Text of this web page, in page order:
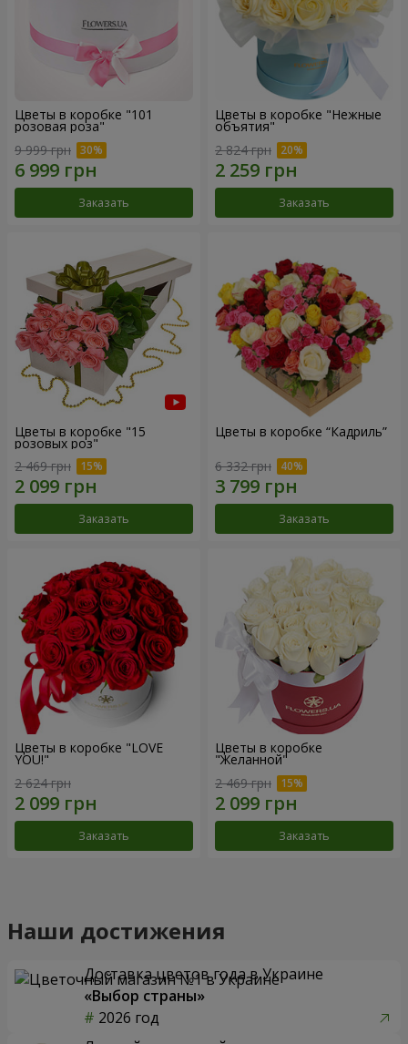
Цветы в коробке "101
розовая роза"
9 999 грн
Заказать
Цветы в коробке "Нежные
объятия"
2 824 грн
Заказать
Цветы в коробке "15
розовых роз"
2 469 грн
Заказать
Цветы в коробке “Кадриль”
6 332 грн
Заказать
Цветы в коробке "LOVE
YOU!"
2 624 грн
Заказать
Цветы в коробке
"Желанной"
2 469 грн
Заказать
Наши достижения
Доставка цветов года в Украине
«Выбор страны»
2026 год